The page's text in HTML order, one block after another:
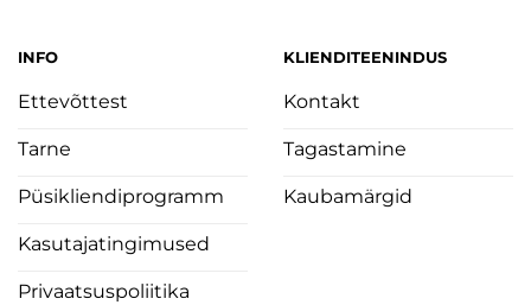
INFO
Ettevõttest
Tarne
Püsikliendiprogramm
Kasutajatingimused
Privaatsuspoliitika
KLIENDITEENINDUS
Kontakt
Tagastamine
Kaubamärgid